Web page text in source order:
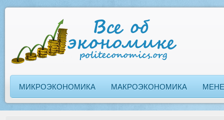
МИКРОЭКОНОМИКА МАКРОЭКОНОМИКА